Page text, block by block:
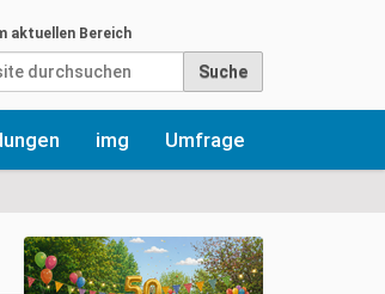
durchsuchen
aktuellen Bereich
img Umfrage